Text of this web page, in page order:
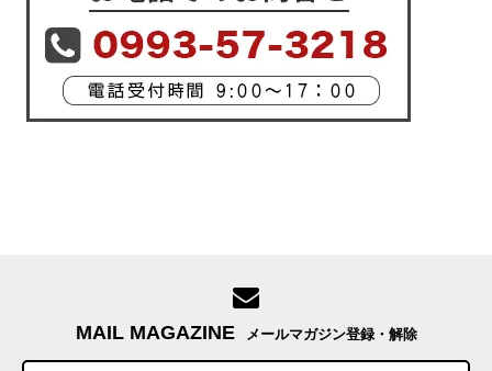
MAIL MAGAZINE メールマガジン登録・解除